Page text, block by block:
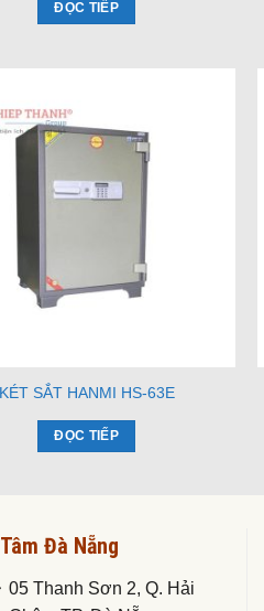
ĐỌC TIẾP
SẮT HANMI HS-63E
ĐỌC TIẾP
Đà Nẵng
05 Thanh Sơn 2, Q. Hải